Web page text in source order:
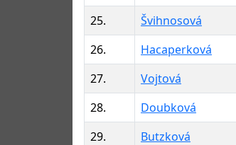
25.
Švihnosová
26.
Hacaperková
27.
Vojtová
28.
Doubková
29.
Butzková